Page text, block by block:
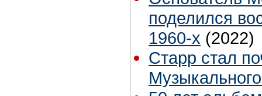
поделился
1960-х (2022)
Старр стал